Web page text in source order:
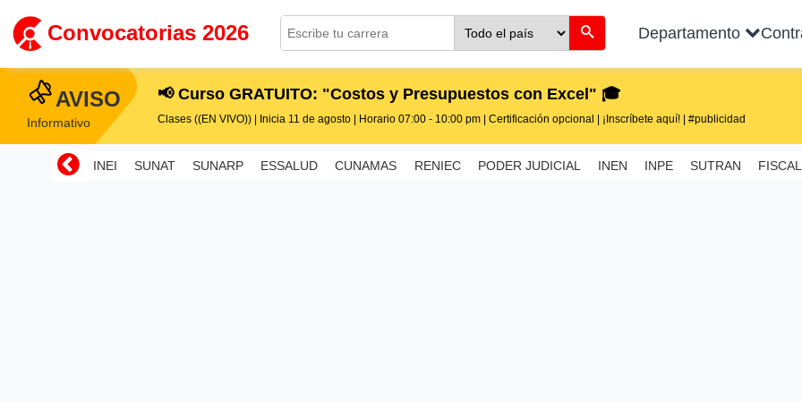
Convocatorias 2026 Departamento
AVISO
Informativo
📢 Curso GRATUITO: "Costos y Presupuestos con Excel" 🎓
Clases ((EN VIVO)) | Inicia 11 de agosto | Horario 07:00 - 10:00 pm | Certificación opcional | ¡Inscríbete aquí! | #publicidad
INEI SUNAT SUNARP ESSALUD CUNAMAS RENIEC PODER JUDICIAL INEN INPE SUTRAN